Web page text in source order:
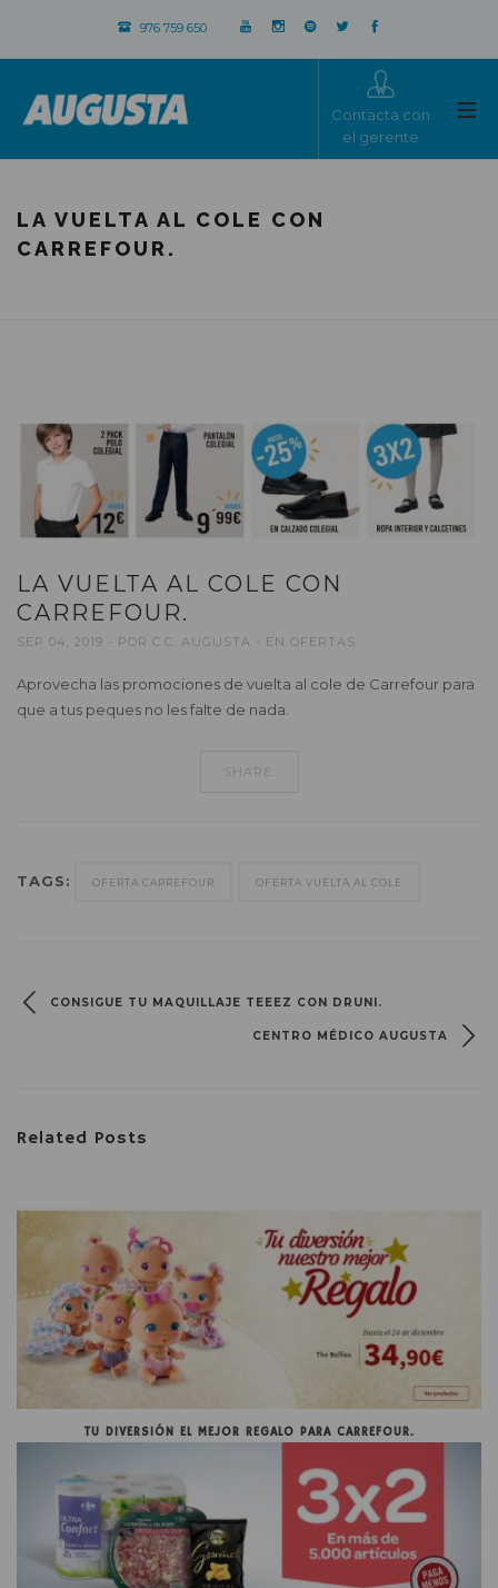
976 759 650
Contacta con
el gerente
LA VUELTA AL COLE CON
CARREFOUR.
LA VUELTA AL COLE CON
CARREFOUR.
SEP 04, 2019 POR C.C. AUGUSTA EN OFERTAS
Aprovecha las promociones de vuelta al cole de Carrefour para
que a tus peques no les falte de nada.
SHARE:
TAGS: OFERTA CARREFOUR OFERTA VUELTA AL COLE
CONSIGUE TU MAQUILLAJE TEEEZ CON DRUNI.
CENTRO MÉDICO AUGUSTA
Related Posts
TU DIVERSIÓN EL MEJOR REGALO PARA CARREFOUR.